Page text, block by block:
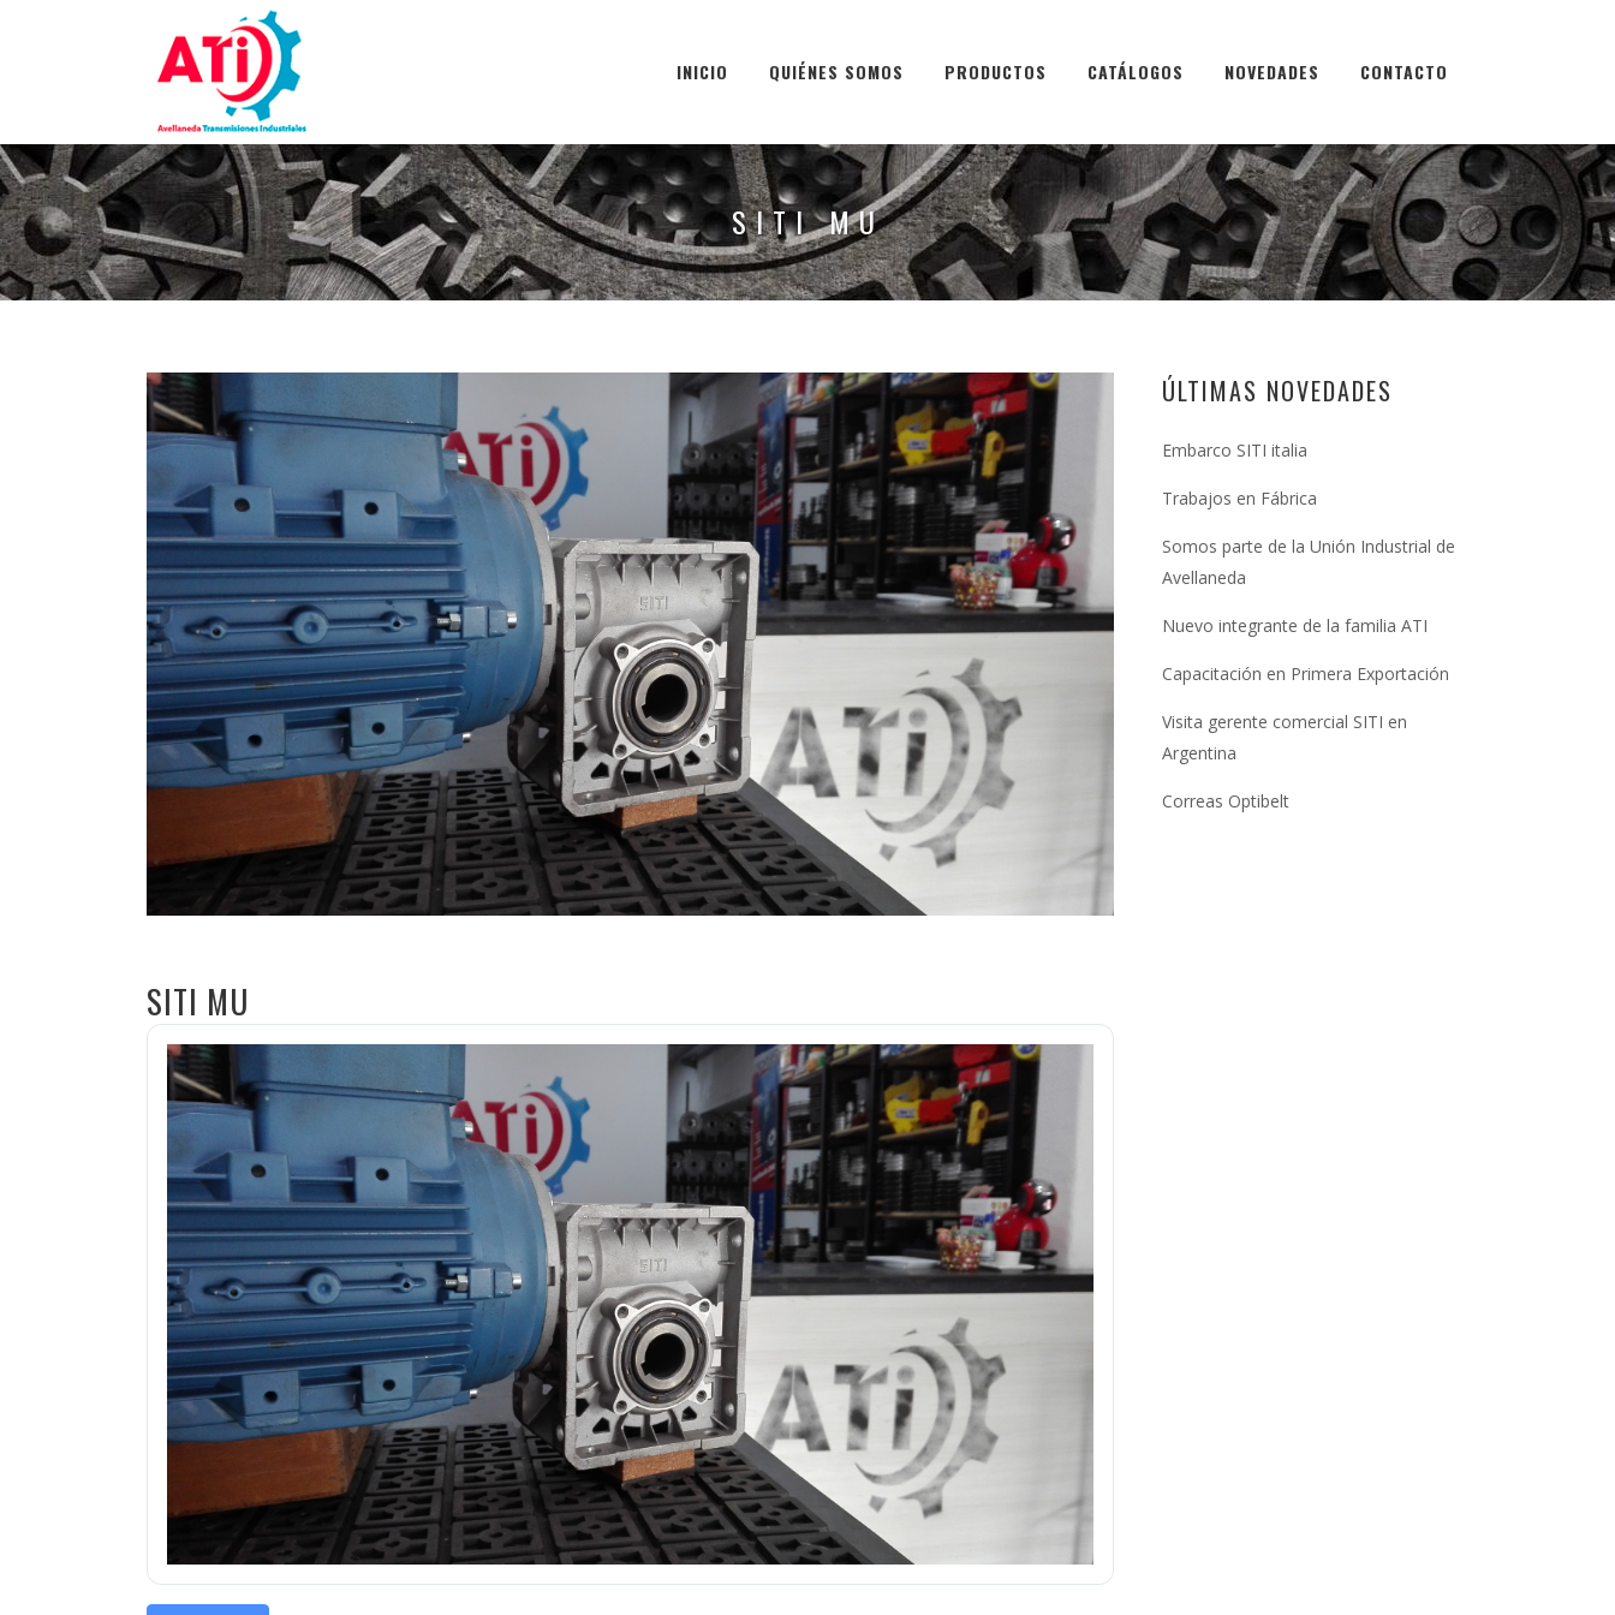
INICIO QUIÉNES SOMOS PRODUCTOS CATÁLOGOS NOVEDADES CONTACTO
SITI MU
SITI MU
ÚLTIMAS NOVEDADES
Embarco SITI italia
Trabajos en Fábrica
Somos parte de la Unión Industrial de
Avellaneda
Nuevo integrante de la familia ATI
Capacitación en Primera Exportación
Visita gerente comercial SITI en
Argentina
Correas Optibelt